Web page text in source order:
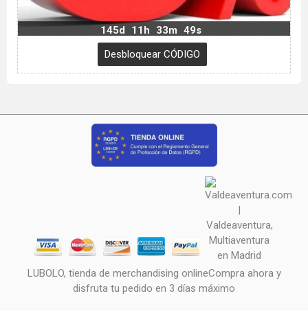
145d 11h 33m 48s
LUBOLO, tienda de merchandising onlineCompra ahora y
disfruta tu pedido en 3 días máximo